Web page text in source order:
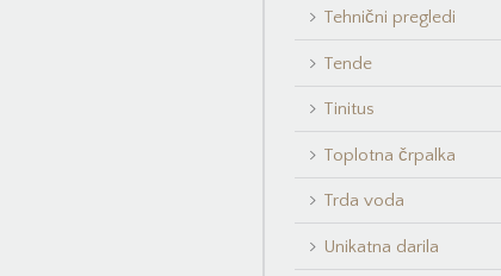
Tehnični pregledi
Tende
Tinitus
Toplotna črpalka
Trda voda
Unikatna darila